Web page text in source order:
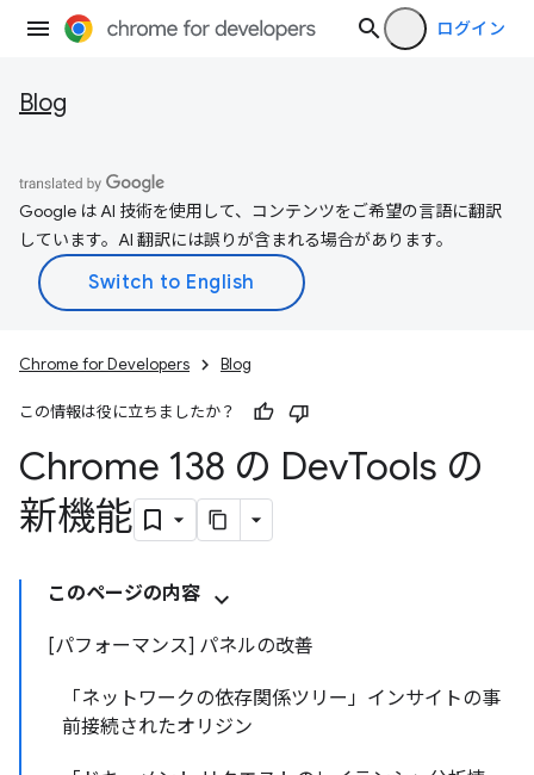
ログイン
Blog
Google は AI 技術を使用して、コンテンツをご希望の言語に翻訳
しています。AI 翻訳には誤りが含まれる場合があります。
Chrome for Developers Blog
この情報は役に立ちましたか？
Chrome 138 の DevTools の
新機能
このページの内容
[パフォーマンス] パネルの改善
「ネットワークの依存関係ツリー」インサイトの事
前接続されたオリジン